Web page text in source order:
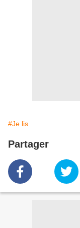
#Je lis
Partager